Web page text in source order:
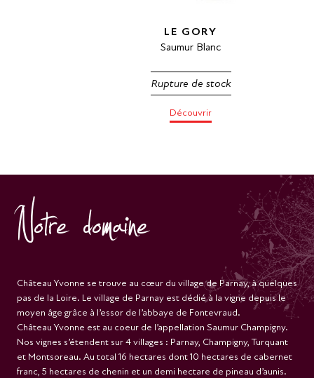
LE GORY
Saumur Blanc
Rupture de stock
Découvrir
Notre domaine
Château Yvonne se trouve au cœur du village de Parnay, à quelques
pas de la Loire. Le village de Parnay est dédié à la vigne depuis le
moyen âge grâce à l’essor de l’abbaye de Fontevraud.
Château Yvonne est au coeur de l’appellation Saumur Champigny.
Nos vignes s’étendent sur 4 villages : Parnay, Champigny, Turquant
et Montsoreau. Au total 16 hectares dont 10 hectares de cabernet
franc, 5 hectares de chenin et un demi hectare de pineau d’aunis.